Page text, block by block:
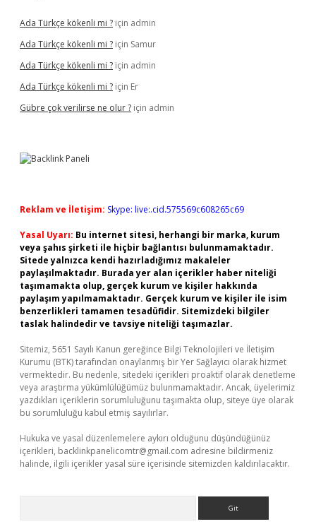
Ada Türkçe kökenli mi ? için admin
Ada Türkçe kökenli mi ? için Samur
Ada Türkçe kökenli mi ? için admin
Ada Türkçe kökenli mi ? için Er
Gübre çok verilirse ne olur ? için admin
Reklam ve İletişim: Skype: live:.cid.575569c608265c69
Yasal Uyarı: Bu internet sitesi, herhangi bir marka, kurum
veya şahıs şirketi ile hiçbir bağlantısı bulunmamaktadır.
Sitede yalnızca kendi hazırladığımız makaleler
paylaşılmaktadır. Burada yer alan içerikler haber niteliği
taşımamakta olup, gerçek kurum ve kişiler hakkında
paylaşım yapılmamaktadır. Gerçek kurum ve kişiler ile isim
benzerlikleri tamamen tesadüfidir. Sitemizdeki bilgiler
taslak halindedir ve tavsiye niteliği taşımazlar.
Sitemiz, 5651 Sayılı Kanun gereğince Bilgi Teknolojileri ve İletişim
Kurumu (BTK) tarafından onaylanmış bir Yer Sağlayıcı olarak hizmet
vermektedir. Bu nedenle, sitedeki içerikleri proaktif olarak denetleme
veya araştırma yükümlülüğümüz bulunmamaktadır. Ancak, üyelerimiz
yazdıkları içeriklerin sorumluluğunu taşımakta olup, siteye üye olarak
bu sorumluluğu kabul etmiş sayılırlar.
Hukuka ve yasal düzenlemelere aykırı olduğunu düşündüğünüz
içerikleri, backlinkpanelicomtr@gmail.com adresine bildirmeniz
halinde, ilgili içerikler yasal süre içerisinde sitemizden kaldırılacaktır.